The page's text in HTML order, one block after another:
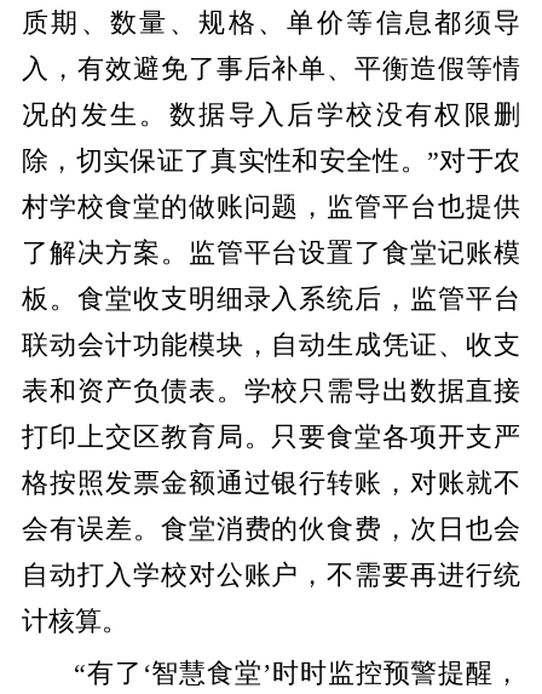
质期、数量、规格、单价等信息都须导
入，有效避免了事后补单、平衡造假等情
况的发生。数据导入后学校没有权限删
除，切实保证了真实性和安全性。”对于农
村学校食堂的做账问题，监管平台也提供
了解决方案。监管平台设置了食堂记账模
板。食堂收支明细录入系统后，监管平台
联动会计功能模块，自动生成凭证、收支
表和资产负债表。学校只需导出数据直接
打印上交区教育局。只要食堂各项开支严
格按照发票金额通过银行转账，对账就不
会有误差。食堂消费的伙食费，次日也会
自动打入学校对公账户，不需要再进行统
计核算。
“有了‘智慧食堂’时时监控预警提醒，